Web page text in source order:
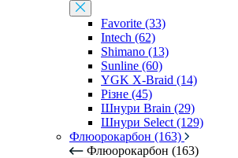
Favorite (33)
Intech (62)
Shimano (13)
Sunline (60)
YGK X-Braid (14)
Різне (45)
Шнури Brain (29)
Шнури Select (129)
Флюорокарбон (163)
Флюорокарбон (163)